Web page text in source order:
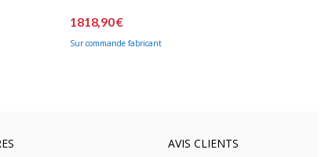
1818,90 €
Sur commande fabricant
AVIS CLIENTS